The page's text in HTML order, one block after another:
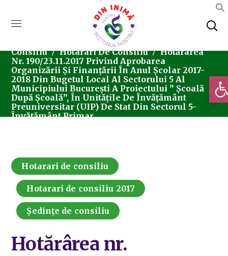
Consiliul Local Sector 5
Consiliu
Hotarari De Consiliu
Hotărârea
Nr. 190/23.11.2017 Privind Aprobarea
Organizării Și Finanțării În Anul Școlar 2017-
2018 Din Bugetul Local Al Sectorului 5 Al
Municipiului București A Proiectului ” Școală
După Școală”, În Unitățile De Învățământ
Preuniversitar (UIP) De Stat Din Sectorul 5-
Învățământ Primar
Hotarari de consiliu
Hotarari de consiliu 2017
Ședințe de consiliu
Hotărârea nr.